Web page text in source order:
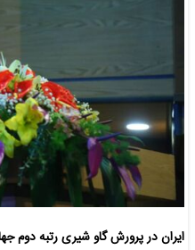
ایران در پرورش گاو شیری رتبه دوم